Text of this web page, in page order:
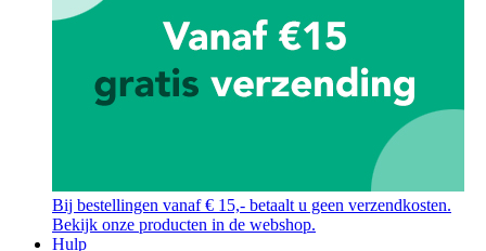
Bij bestellingen vanaf € 15,- betaalt u geen verzendkosten.
Bekijk onze producten in de webshop.
Hulp